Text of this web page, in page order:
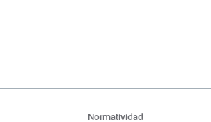
Normatividad